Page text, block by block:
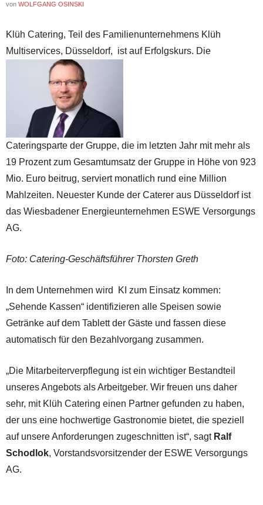
von WOLFGANG OSINSKI
Klüh Catering, Teil des Familienunternehmens Klüh
Multiservices, Düsseldorf, ist auf Erfolgskurs. Die
Cateringsparte der Gruppe, die im letzten Jahr mit mehr als
19 Prozent zum Gesamtumsatz der Gruppe in Höhe von 923
Mio. Euro beitrug, serviert monatlich rund eine Million
Mahlzeiten. Neuester Kunde der Caterer aus Düsseldorf ist
das Wiesbadener Energieunternehmen ESWE Versorgungs
AG.
Foto: Catering-Geschäftsführer Thorsten Greth
In dem Unternehmen wird KI zum Einsatz kommen:
„Sehende Kassen“ identifizieren alle Speisen sowie
Getränke auf dem Tablett der Gäste und fassen diese
automatisch für den Bezahlvorgang zusammen.
„Die Mitarbeiterverpflegung ist ein wichtiger Bestandteil
unseres Angebots als Arbeitgeber. Wir freuen uns daher
sehr, mit Klüh Catering einen Partner gefunden zu haben,
der uns eine hochwertige Gastronomie bietet, die speziell
auf unsere Anforderungen zugeschnitten ist“, sagt Ralf
Schodlok, Vorstandsvorsitzender der ESWE Versorgungs
AG.